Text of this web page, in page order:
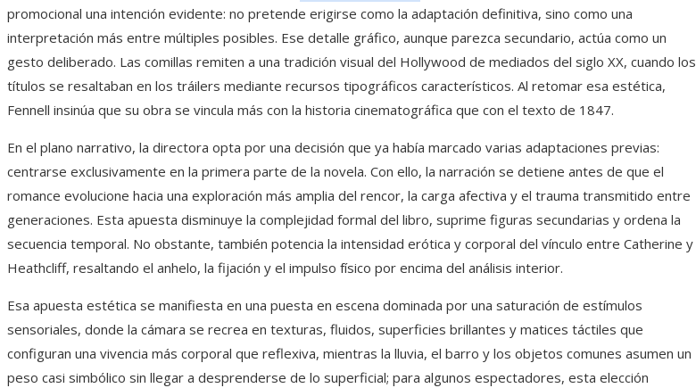
promocional una intención evidente: no pretende erigirse como la adaptación definitiva, sino como una
interpretación más entre múltiples posibles. Ese detalle gráfico, aunque parezca secundario, actúa como un
gesto deliberado. Las comillas remiten a una tradición visual del Hollywood de mediados del siglo XX, cuando los
títulos se resaltaban en los tráilers mediante recursos tipográficos característicos. Al retomar esa estética,
Fennell insinúa que su obra se vincula más con la historia cinematográfica que con el texto de 1847.
En el plano narrativo, la directora opta por una decisión que ya había marcado varias adaptaciones previas:
centrarse exclusivamente en la primera parte de la novela. Con ello, la narración se detiene antes de que el
romance evolucione hacia una exploración más amplia del rencor, la carga afectiva y el trauma transmitido entre
generaciones. Esta apuesta disminuye la complejidad formal del libro, suprime figuras secundarias y ordena la
secuencia temporal. No obstante, también potencia la intensidad erótica y corporal del vínculo entre Catherine y
Heathcliff, resaltando el anhelo, la fijación y el impulso físico por encima del análisis interior.
Esa apuesta estética se manifiesta en una puesta en escena dominada por una saturación de estímulos
sensoriales, donde la cámara se recrea en texturas, fluidos, superficies brillantes y matices táctiles que
configuran una vivencia más corporal que reflexiva, mientras la lluvia, el barro y los objetos comunes asumen un
peso casi simbólico sin llegar a desprenderse de lo superficial; para algunos espectadores, esta elección